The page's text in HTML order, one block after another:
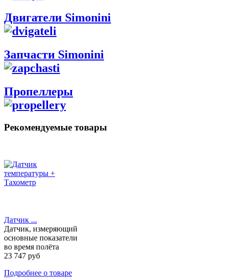
Двигатели Simonini
Запчасти Simonini
Пропеллеры
Рекомендуемые товары
Датчик ...
Датчик, измеряющий
основные показатели
во время полёта
23 747 руб
Подробнее о товаре